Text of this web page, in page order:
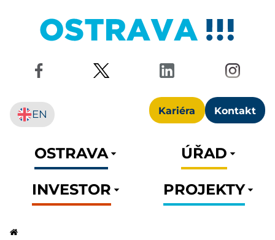
Kariéra Kontakt
EN
OSTRAVA
ÚŘAD
INVESTOR
PROJEKTY